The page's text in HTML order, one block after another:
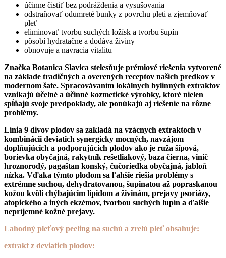
účinne čistiť bez podráždenia a vysušovania
odstraňovať odumreté bunky z povrchu pleti a zjemňovať
pleť
eliminovať tvorbu suchých ložísk a tvorbu šupín
pôsobí hydratačne a dodáva živiny
obnovuje a navracia vitalitu
Značka Botanica Slavica stelesňuje prémiové riešenia vytvorené
na základe tradičných a overených receptov našich predkov v
modernom šate. Spracovávaním lokálnych bylinných extraktov
vznikajú účelné a účinné kozmetické výrobky, ktoré nielen
spĺňajú svoje predpoklady, ale ponúkajú aj riešenie na rôzne
problémy.
Línia 9 divov plodov sa zakladá na vzácnych extraktoch v
kombinácii deviatich synergicky mocných, navzájom
doplňujúcich a podporujúcich plodov ako je ruža šípová,
borievka obyčajná, rakytník rešetliakový, baza čierna, vinič
hroznorodý, pagaštan konský, čučoriedka obyčajná, jabloň
nízka. Vďaka týmto plodom sa ľahšie riešia problémy s
extrémne suchou, dehydratovanou, šupinatou až popraskanou
kožou kvôli chýbajúcim lipidom a živinám, prejavy psoriázy,
atopického a iných ekzémov, tvorbou suchých lupín a ďalšie
nepríjemné kožné prejavy.
Lahodný pleťový peeling na suchú a zrelú pleť obsahuje:
extrakt z deviatich plodov: